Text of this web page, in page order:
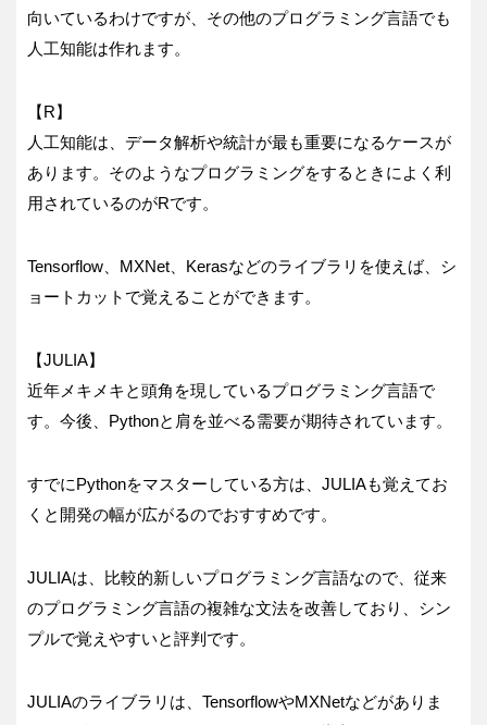
向いているわけですが、その他のプログラミング言語でも
人工知能は作れます。
【R】
人工知能は、データ解析や統計が最も重要になるケースが
あります。そのようなプログラミングをするときによく利
用されているのがRです。
Tensorflow、MXNet、Kerasなどのライブラリを使えば、シ
ョートカットで覚えることができます。
【JULIA】
近年メキメキと頭角を現しているプログラミング言語で
す。今後、Pythonと肩を並べる需要が期待されています。
すでにPythonをマスターしている方は、JULIAも覚えてお
くと開発の幅が広がるのでおすすめです。
JULIAは、比較的新しいプログラミング言語なので、従来
のプログラミング言語の複雑な文法を改善しており、シン
プルで覚えやすいと評判です。
JULIAのライブラリは、TensorflowやMXNetなどがありま